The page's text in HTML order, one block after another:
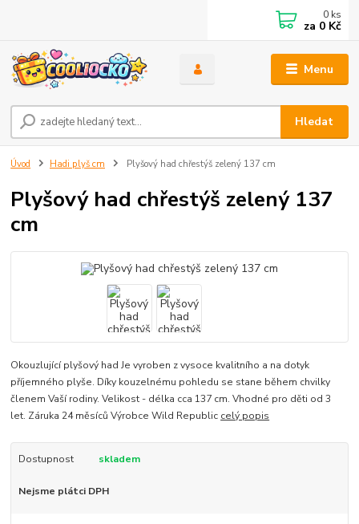
Menu
Hledat
0 ks
za 0 Kč
Úvod Hadi plyš cm Plyšový had chřestýš zelený 137 cm
Plyšový had chřestýš zelený 137
cm
Okouzlující plyšový had Je vyroben z vysoce kvalitního a na dotyk
příjemného plyše. Díky kouzelnému pohledu se stane během chvilky
členem Vaší rodiny. Velikost - délka cca 137 cm. Vhodné pro děti od 3
let. Záruka 24 měsíců Výrobce Wild Republic celý popis
Dostupnost skladem
Nejsme plátci DPH